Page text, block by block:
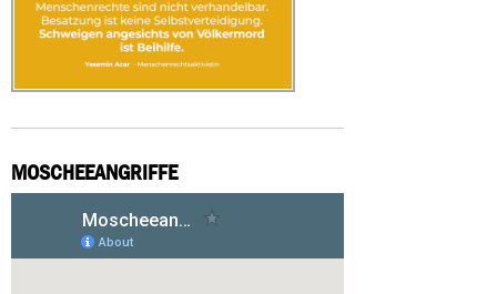
MOSCHEEANGRIFFE